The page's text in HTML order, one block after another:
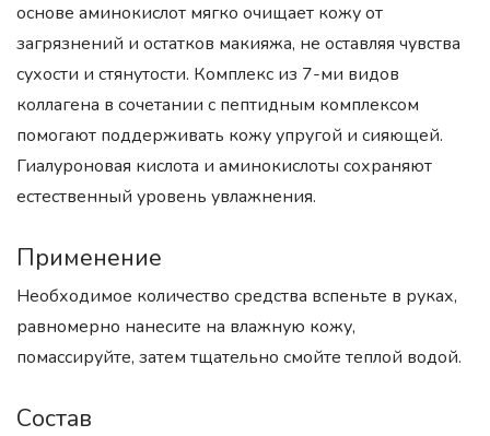
основе аминокислот мягко очищает кожу от
загрязнений и остатков макияжа, не оставляя чувства
сухости и стянутости. Комплекс из 7-ми видов
коллагена в сочетании с пептидным комплексом
помогают поддерживать кожу упругой и сияющей.
Гиалуроновая кислота и аминокислоты сохраняют
естественный уровень увлажнения.
Применение
Необходимое количество средства вспеньте в руках,
равномерно нанесите на влажную кожу,
помассируйте, затем тщательно смойте теплой водой.
Состав